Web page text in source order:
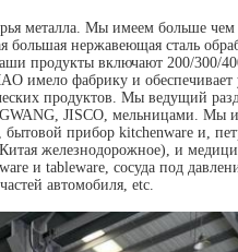
Мы имеем больше чем
большая нержавеющая сталь
продукты включают 200/300/
имело фабрику и обеспечивает
продуктов. Мы ведущий
JISCO, мельницами. Мы
прибор kitchenware и,
железнодорожное), и
и tableware, сосуда под
автомобиля, etc.